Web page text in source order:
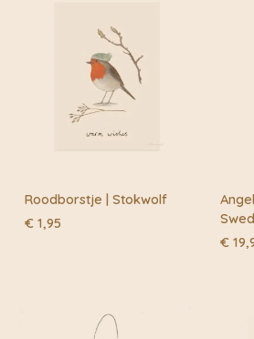
LET OP Laat een kaars nooit
Afmeting kaarsenhouder: +- 4 cm
7 bijenwaskaarsjes
Roodborstje | Stokwolf
€ 1,95
€